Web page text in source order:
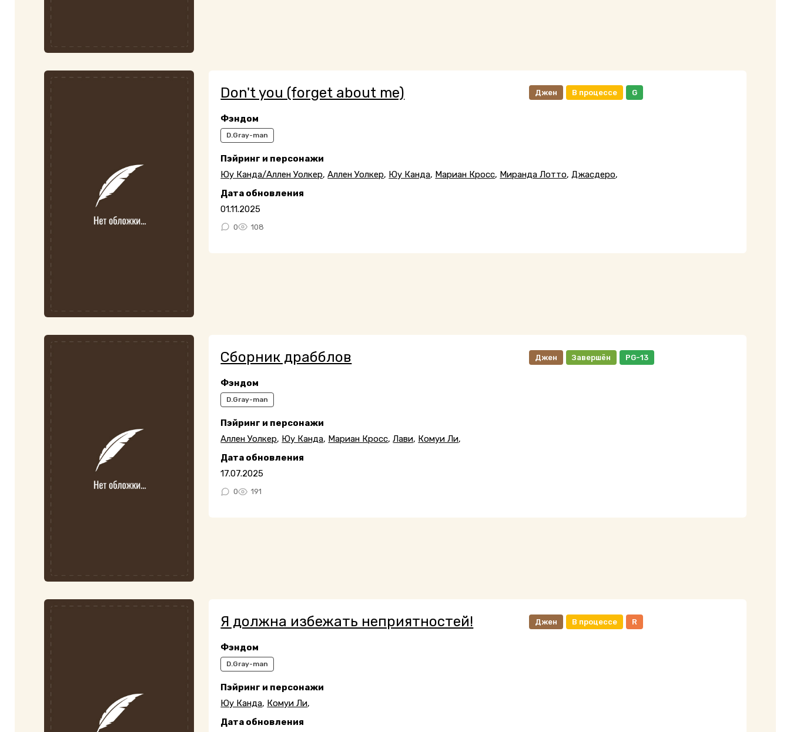
Don't you (forget about me) Джен В процессе G
Фэндом
D.Gray-man
Пэйринг и персонажи
Юу Канда/Аллен Уолкер,Аллен Уолкер, Юу Канда, Мариан Кросс, Миранда Лотто,Джасдеро,
Дата обновления
01.11.2025
0 108
Сборник драбблов Джен Завершён PG-13
Фэндом
D.Gray-man
Пэйринг и персонажи
Аллен Уолкер, Юу Канда, Мариан Кросс,Лави, Комуи Ли,
Дата обновления
17.07.2025
0 191
Я должна избежать неприятностей! Джен В процессе R
Фэндом
D.Gray-man
Пэйринг и персонажи
Юу Канда, Комуи Ли,
Дата обновления